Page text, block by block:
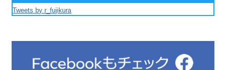
Tweets by r_fujikura